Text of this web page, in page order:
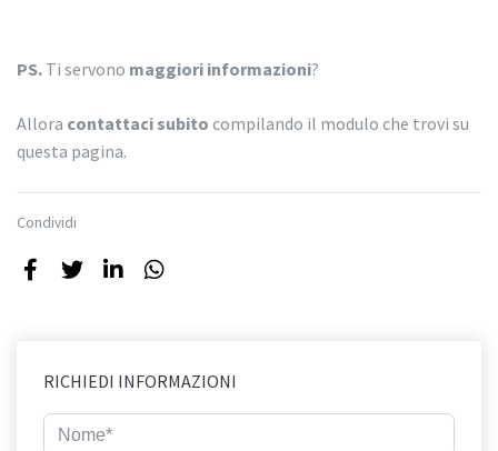
PS. Ti servono maggiori informazioni?
Allora contattaci subito compilando il modulo che trovi su
questa pagina.
Condividi
RICHIEDI INFORMAZIONI